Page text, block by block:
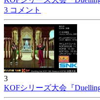
3 コメント
3
KOFシリーズ大会『